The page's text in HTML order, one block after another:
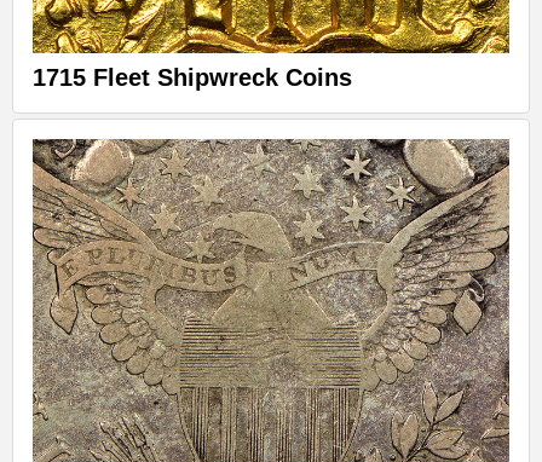
1715 Fleet Shipwreck Coins